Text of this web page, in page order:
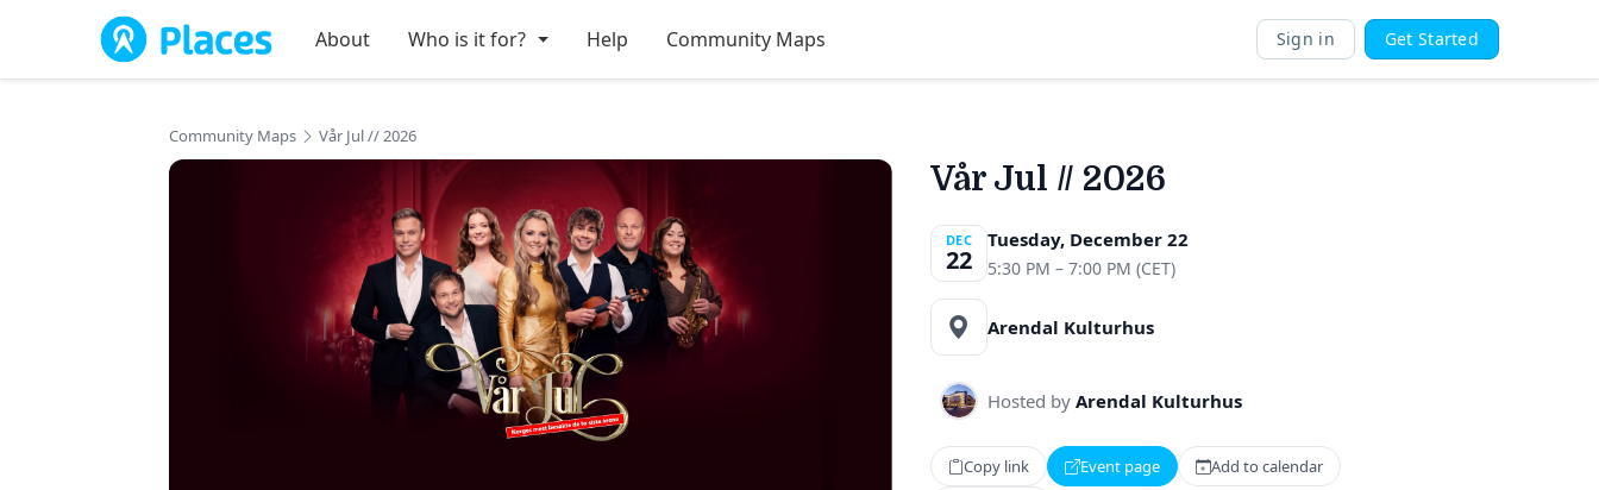
Skip to main content
Sign in Get Started
About Who is it for? Help Community Maps
Community Maps Vår Jul // 2026
Vår Jul // 2026
DEC
22
Tuesday, December 22
5:30 PM – 7:00 PM (CET)
Arendal Kulturhus
Hosted by Arendal Kulturhus
Copy link Event page
Add to calendar